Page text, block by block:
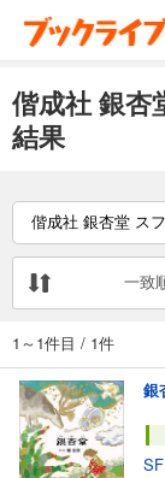
偕成社 銀
結果
一致
1～1件目 / 1件
銀